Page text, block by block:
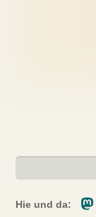
Hie und da: